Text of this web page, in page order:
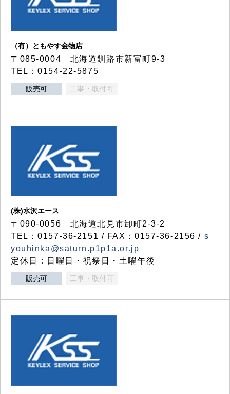
（有）ともやす金物店
〒085-0004 北海道釧路市新富町9-3
TEL：0154-22-5875
販売可 工事・取付可
(株)水沢エース
〒090-0056 北海道北見市卸町2-3-2
TEL：0157-36-2151 / FAX：0157-36-2156 / s
youhinka@saturn.p1p1a.or.jp
定休日：日曜日・祝祭日・土曜午後
販売可 工事・取付可